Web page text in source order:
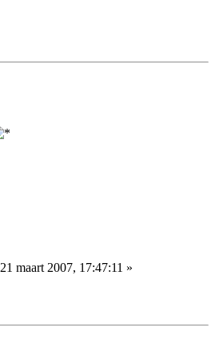
21 maart 2007, 17:47:11 »